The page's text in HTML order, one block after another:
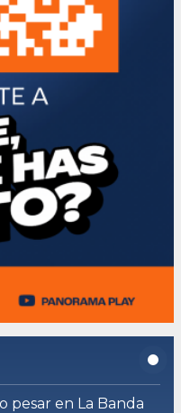
pesar en La Banda